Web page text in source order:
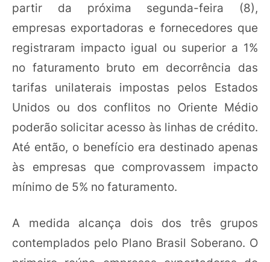
partir da próxima segunda-feira (8),
empresas exportadoras e fornecedores que
registraram impacto igual ou superior a 1%
no faturamento bruto em decorrência das
tarifas unilaterais impostas pelos Estados
Unidos ou dos conflitos no Oriente Médio
poderão solicitar acesso às linhas de crédito.
Até então, o benefício era destinado apenas
às empresas que comprovassem impacto
mínimo de 5% no faturamento.
A medida alcança dois dos três grupos
contemplados pelo Plano Brasil Soberano. O